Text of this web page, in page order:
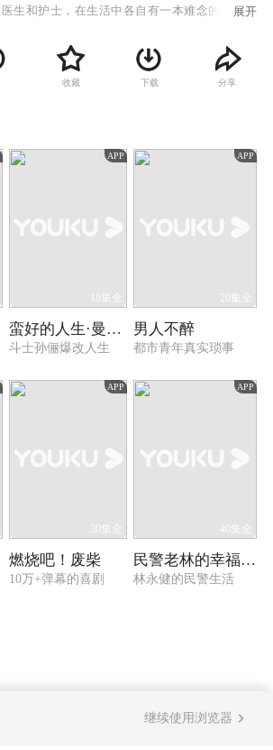
医生和护士，在生活中各自有一本难念的经，但
难的勇气和责任，实践着希波克拉底誓言的故
事。
展开
收藏 下载 分享
APP
18集全
蛮好的人生·曼黎传
斗士孙俪爆改人生
APP
20集全
男人不醉
都市青年真实琐事
APP
30集全
燃烧吧！废柴
10万+弹幕的喜剧
APP
40集全
民警老林的幸福生活
林永健的民警生活
继续使用浏览器